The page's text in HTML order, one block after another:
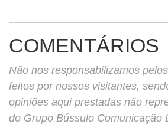
COMENTÁRIOS
Não nos responsabilizamos
feitos por nossos visitantes,
opiniões aqui prestadas não
do Grupo Bússulo Comunicação